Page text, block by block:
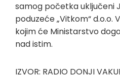
samog početka uključeni
poduzeće „Vitkom“ d.o.o.
kojim će Ministarstvo
nad istim.
IZVOR: RADIO DONJI